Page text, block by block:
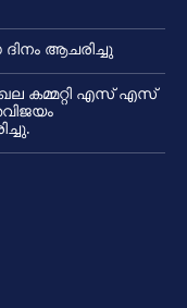
ആചരിച്ചു
കമ്മറ്റി എസ് എസ്